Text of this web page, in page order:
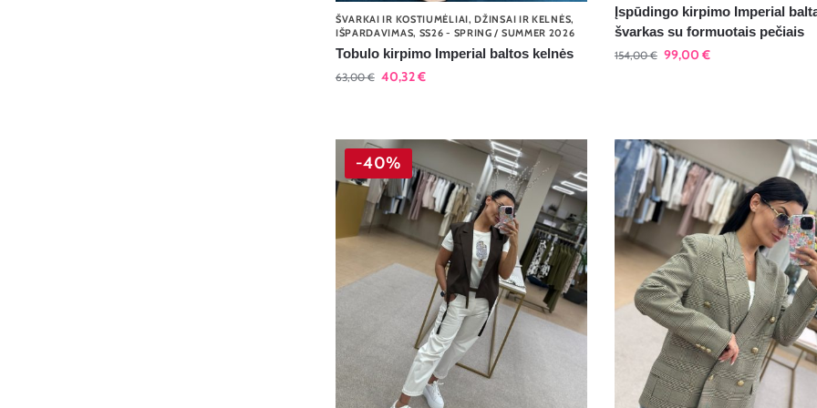
ŠVARKAI IR KOSTIUMĖLIAI,DŽINSAI IR KELNĖS,
IŠPARDAVIMAS, SS26 - SPRING / SUMMER 2026
Tobulo kirpimo Imperial baltos kelnės
63,00€ 40,32€
Įspūdingo kirpimo Imperial
švarkas su formuotais pečiais
154,00€ 99,00 €
-40%